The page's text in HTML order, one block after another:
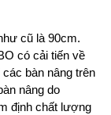
cũ là 90cm.
có cải tiến về
bàn nâng trên
nâng do
định chất lượng